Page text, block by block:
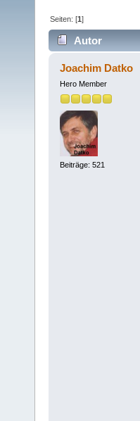
Seiten: [1]
Autor
mal)
Joachim Datko
Hero Member
Beiträge: 521